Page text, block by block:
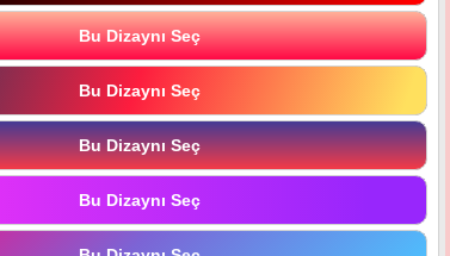
Bu Dizaynı Seç
Bu Dizaynı Seç
Bu Dizaynı Seç
Bu Dizaynı Seç